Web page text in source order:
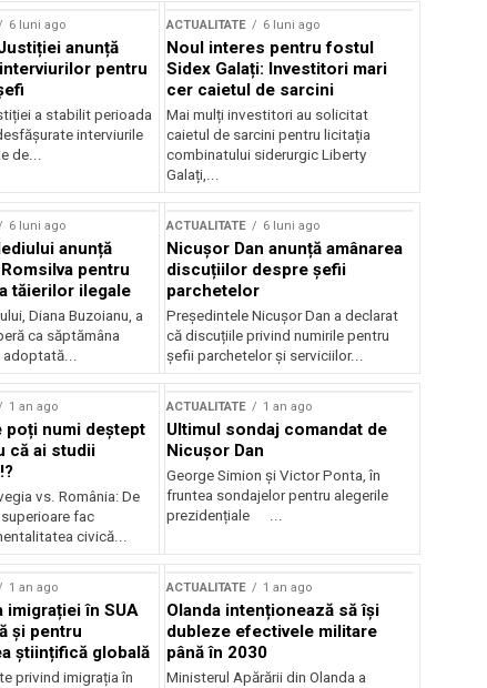
6 luni ago
anunță
pentru
a stabilit perioada
interviurile
de...
ACTUALITATE 6 luni ago
Noul interes pentru fostul
Sidex Galați: Investitori mari
cer caietul de sarcini
Mai mulți investitori au solicitat
caietul de sarcini pentru licitația
combinatului siderurgic Liberty
Galați,...
6 luni ago
anunță
pentru
tăierilor ilegale
Diana Buzoianu, a
ca săptămâna
adoptată...
ACTUALITATE 6 luni ago
Nicușor Dan anunță amânarea
discuțiilor despre șefii
parchetelor
Președintele Nicușor Dan a declarat
că discuțiile privind numirile pentru
șefii parchetelor și serviciilor...
1 an ago
poți numi deștept
că ai studii
vs. România: De
fac
civică...
ACTUALITATE 1 an ago
Ultimul sondaj comandat de
Nicușor Dan
George Simion și Victor Ponta, în
fruntea sondajelor pentru alegerile
prezidențiale ...
1 an ago
imigrației în SUA
și pentru
științifică globală
privind imigrația în
ACTUALITATE 1 an ago
Olanda intenționează să își
dubleze efectivele militare
până în 2030
Ministerul Apărării din Olanda a